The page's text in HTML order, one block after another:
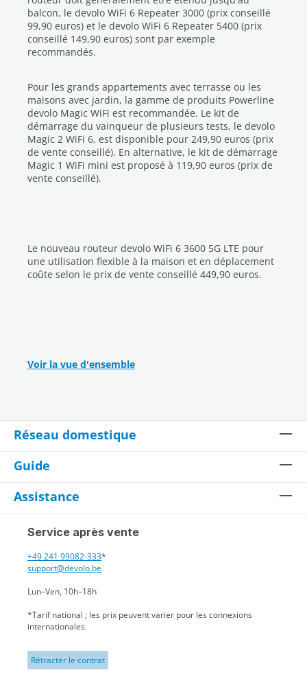
balcon, le devolo WiFi 6 Repeater 3000 (prix conseillé
99,90 euros) et le devolo WiFi 6 Repeater 5400 (prix
conseillé 149,90 euros) sont par exemple
recommandés.
Pour les grands appartements avec terrasse ou les
maisons avec jardin, la gamme de produits Powerline
devolo Magic WiFi est recommandée. Le kit de
démarrage du vainqueur de plusieurs tests, le devolo
Magic 2 WiFi 6, est disponible pour 249,90 euros (prix
de vente conseillé). En alternative, le kit de démarrage
Magic 1 WiFi mini est proposé à 119,90 euros (prix de
vente conseillé).
Le nouveau routeur devolo WiFi 6 3600 5G LTE pour
une utilisation flexible à la maison et en déplacement
coûte selon le prix de vente conseillé 449,90 euros.
Voir la vue d'ensemble
Réseau domestique
Guide
Assistance
Service après vente
+49 241 99082-333*
support@devolo.be
Lun–Ven, 10h–18h
*Tarif national ; les prix peuvent varier pour les connexions
internationales.
Rétracter le contrat